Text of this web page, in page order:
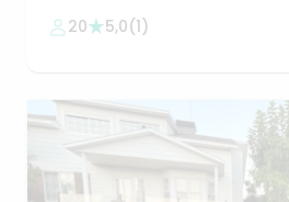
20
5,0(1)